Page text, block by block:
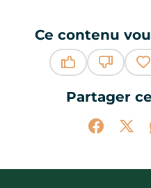
Ce contenu
Partager
Partager